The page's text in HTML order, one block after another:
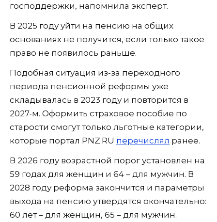
господдержки, напомнила эксперт.
В 2025 году уйти на пенсию на общих
основаниях не получится, если только такое
право не появилось раньше.
Подобная ситуация из-за переходного
периода пенсионной реформы уже
складывалась в 2023 году и повторится в
2027-м. Оформить страховое пособие по
старости смогут только льготные категории,
которые портал PNZ.RU перечислял ранее.
В 2026 году возрастной порог установлен на
59 годах для женщин и 64 – для мужчин. В
2028 году реформа закончится и параметры
выхода на пенсию утвердятся окончательно:
60 лет – для женщин, 65 – для мужчин.